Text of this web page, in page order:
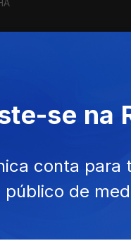
se na
conta para
público de